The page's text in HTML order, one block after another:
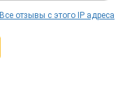
Все отзывы с этого IP адреса